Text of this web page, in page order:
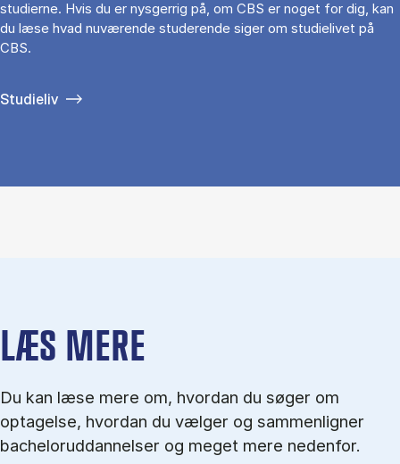
studierne. Hvis du er nysgerrig på, om CBS er noget for dig, kan
du læse hvad nuværende studerende siger om studielivet på
CBS.
Studieliv
LÆS MERE
Du kan læse mere om, hvordan du søger om
optagelse, hvordan du vælger og sammenligner
bacheloruddannelser og meget mere nedenfor.